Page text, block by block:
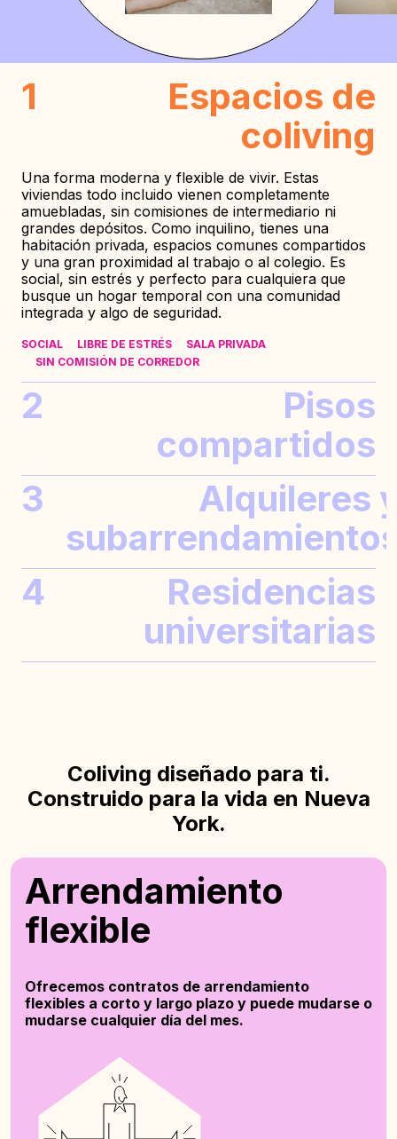
1
Espacios de
coliving
Una forma moderna y flexible de vivir. Estas
viviendas todo incluido vienen completamente
amuebladas, sin comisiones de intermediario ni
grandes depósitos. Como inquilino, tienes una
habitación privada, espacios comunes compartidos
y una gran proximidad al trabajo o al colegio. Es
social, sin estrés y perfecto para cualquiera que
busque un hogar temporal con una comunidad
integrada y algo de seguridad.
SOCIAL LIBRE DE ESTRÉS
SALA PRIVADA
SIN COMISIÓN DE CORREDOR
2
Pisos
compartidos
COSTES DE ALQUILER DIVIDIDOS
CONTRATO DE ARRENDAMIENTO
PROPIETARIO
3
Alquileres
4
Residencias
universitarias
CONVENIENTE ASEQUIBLE MUCHAS REGLAS
Coliving diseñado para ti.
Construido para la vida en Nueva
York.
Arrendamiento
flexible
Ofrecemos contratos de arrendamiento
flexibles a corto y largo plazo y puede mudarse o
mudarse cualquier día del mes.